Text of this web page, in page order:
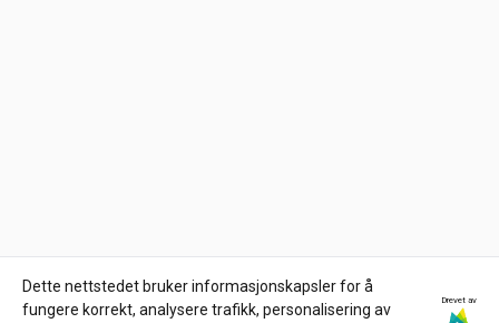
Dette nettstedet bruker informasjonskapsler for å
fungere korrekt, analysere trafikk, personalisering av
Drevet av